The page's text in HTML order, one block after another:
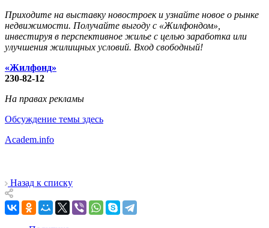
Приходите на выставку новостроек и узнайте новое о рынке
недвижимости. Получайте выгоду с «Жилфондом»,
инвестируя в перспективное жилье с целью заработка или
улучшения жилищных условий. Вход свободный!
«Жилфонд»
230-82-12
На правах рекламы
Обсуждение темы здесь
Academ.info
Назад к списку